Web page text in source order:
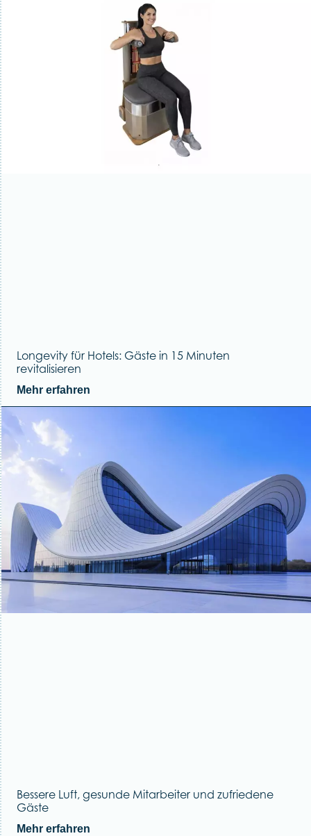
Longevity für Hotels: Gäste in 15 Minuten
revitalisieren
Mehr erfahren
Bessere Luft, gesunde Mitarbeiter und zufriedene
Gäste
Mehr erfahren